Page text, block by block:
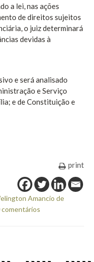
a lei, nas ações
de direitos sujeitos
o juiz determinará
devidas à
e será analisado
e Serviço
e de Constituição e
print
Amancio de
comentários